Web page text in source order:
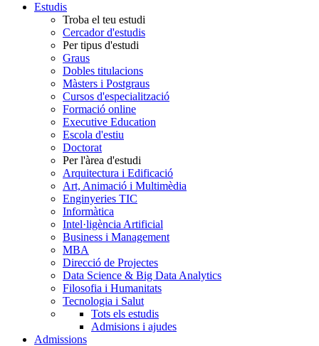
Estudis
Troba el teu estudi
Cercador d'estudis
Per tipus d'estudi
Graus
Dobles titulacions
Màsters i Postgraus
Cursos d'especialització
Formació online
Executive Education
Escola d'estiu
Doctorat
Per l'àrea d'estudi
Arquitectura i Edificació
Art, Animació i Multimèdia
Enginyeries TIC
Informàtica
Intel·ligència Artificial
Business i Management
MBA
Direcció de Projectes
Data Science & Big Data Analytics
Filosofia i Humanitats
Tecnologia i Salut
Tots els estudis
Admisions i ajudes
Admissions